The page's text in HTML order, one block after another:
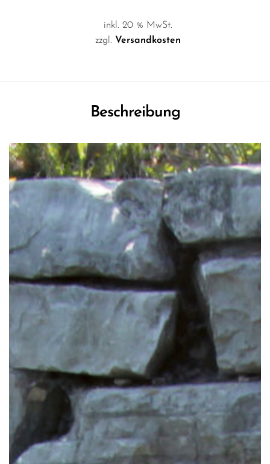
inkl. 20 % MwSt.
zzgl. Versandkosten
Beschreibung